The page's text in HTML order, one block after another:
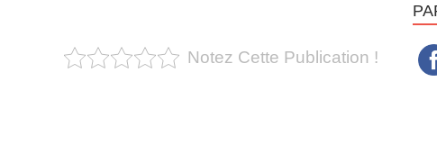
Notez Cette Publication !